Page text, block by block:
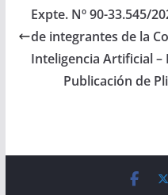
San Ramón de la
Nueva Oran y el
Distrito de…
Expte. Nº 90-33.545/
de integrantes de la
Inteligencia Artificial –
Publicación de